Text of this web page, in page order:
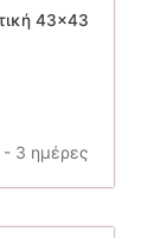
43×43
3 ημέρες